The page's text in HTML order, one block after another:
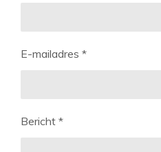
E-mailadres *
Bericht *